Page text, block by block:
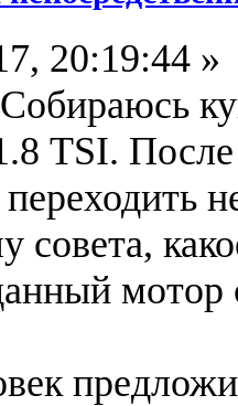
20:19:44 »
TSI. После
переходить
совета,
мотор